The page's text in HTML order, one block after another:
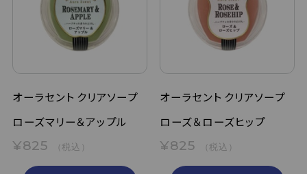
オーラセント クリアソープ
ローズマリー＆アップル
¥825 （税込）
オーラセント クリアソープ
ローズ＆ローズヒップ
¥825 （税込）